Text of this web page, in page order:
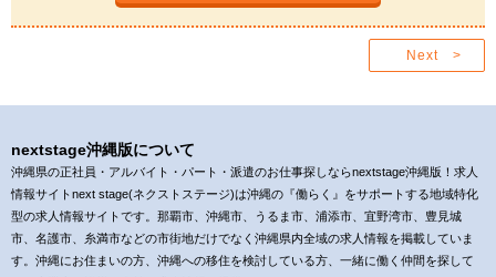
Next >
nextstage沖縄版について
沖縄県の正社員・アルバイト・パート・派遣のお仕事探しならnextstage沖縄版！求人
情報サイトnext stage(ネクストステージ)は沖縄の『働らく』をサポートする地域特化
型の求人情報サイトです。那覇市、沖縄市、うるま市、浦添市、宜野湾市、豊見城
市、名護市、糸満市などの市街地だけでなく沖縄県内全域の求人情報を掲載していま
す。沖縄にお住まいの方、沖縄への移住を検討している方、一緒に働く仲間を探して